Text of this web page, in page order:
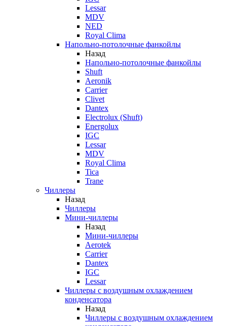
Lessar
MDV
NED
Royal Clima
Напольно-потолочные фанкойлы
Назад
Напольно-потолочные фанкойлы
Shuft
Aeronik
Carrier
Clivet
Dantex
Electrolux (Shuft)
Energolux
IGC
Lessar
MDV
Royal Clima
Tica
Trane
Чиллеры
Назад
Чиллеры
Мини-чиллеры
Назад
Мини-чиллеры
Aerotek
Carrier
Dantex
IGC
Lessar
Чиллеры с воздушным охлаждением
конденсатора
Назад
Чиллеры с воздушным охлаждением